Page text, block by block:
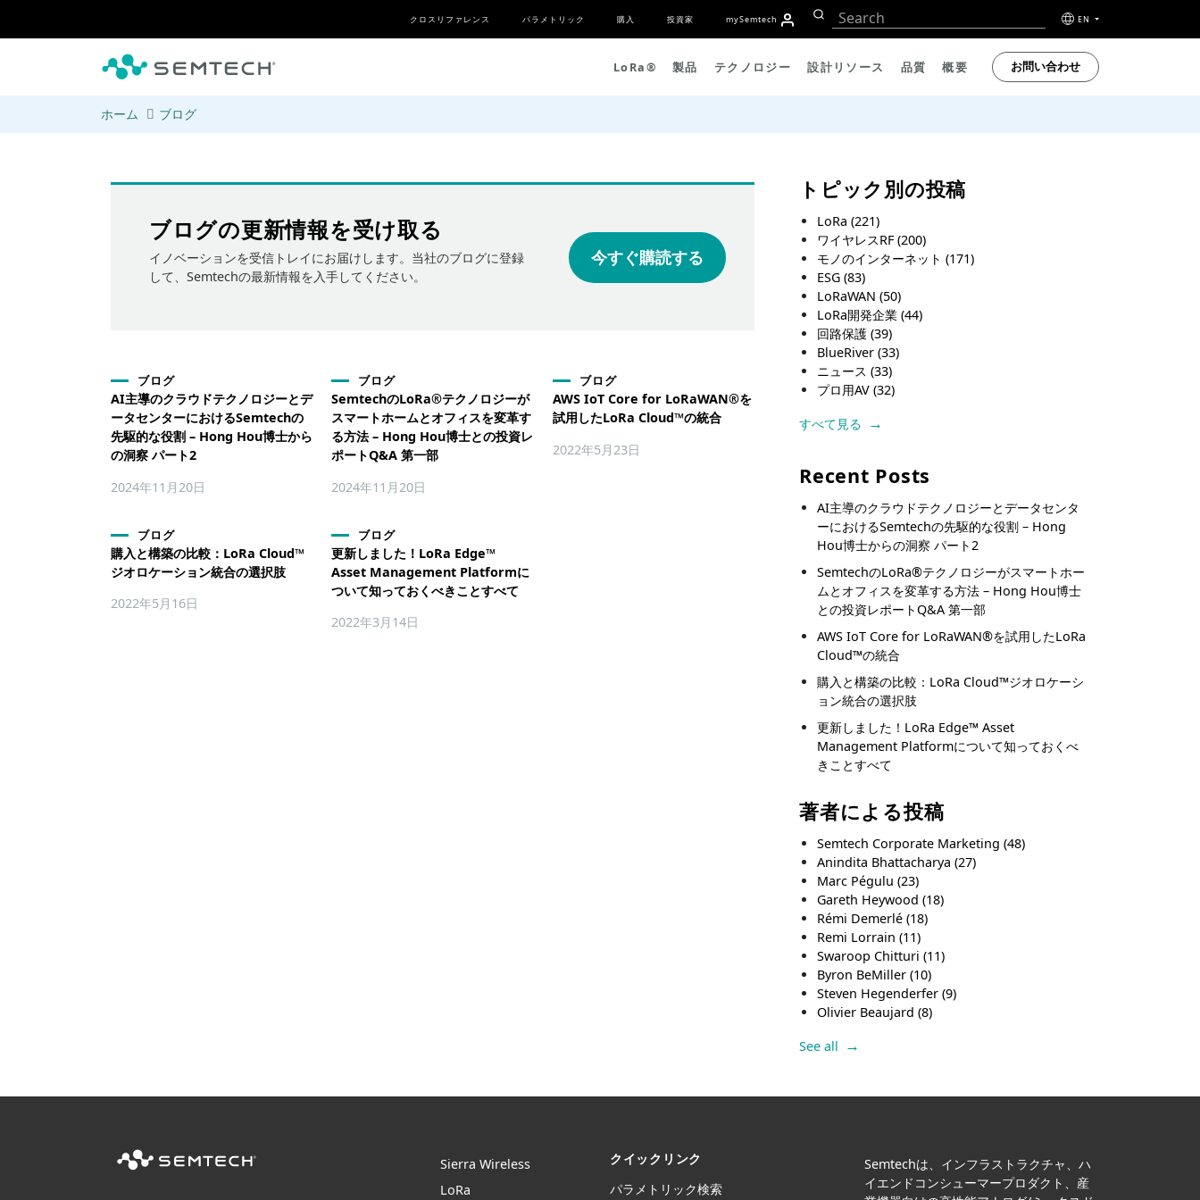
クロスリファレンス パラメトリック 購入 投資家 mySemtech EN
LoRa® 製品 テクノロジー 設計リソース 品質 概要 お問い合わせ
ホーム ブログ
ブログの更新情報を受け取る
イノベーションを受信トレイにお届けします。当社のブログに登録
して、Semtechの最新情報を入手してください。
今すぐ購読する
ブログ
AI主導のクラウドテクノロジーとデ
ータセンターにおけるSemtechの
先駆的な役割 – Hong Hou博士から
の洞察 パート2
2024年11月20日
ブログ
SemtechのLoRa®テクノロジーが
スマートホームとオフィスを変革す
る方法 – Hong Hou博士との投資レ
ポートQ&A 第一部
2024年11月20日
ブログ
AWS IoT Core for LoRaWAN®を
試用したLoRa Cloud™の統合
2022年5月23日
ブログ
購入と構築の比較：LoRa Cloud™
ジオロケーション統合の選択肢
2022年5月16日
ブログ
更新しました！LoRa Edge™
Asset Management Platformに
ついて知っておくべきことすべて
2022年3月14日
トピック別の投稿
LoRa(221)
ワイヤレスRF(200)
モノのインターネット(171)
ESG(83)
LoRaWAN(50)
LoRa開発企業(44)
回路保護(39)
BlueRiver(33)
ニュース(33)
プロ用AV(32)
すべて見る
Recent Posts
AI主導のクラウドテクノロジーとデータセンタ
ーにおけるSemtechの先駆的な役割 – Hong
Hou博士からの洞察 パート2
SemtechのLoRa®テクノロジーがスマートホー
ムとオフィスを変革する方法 – Hong Hou博士
との投資レポートQ&A 第一部
AWS IoT Core for LoRaWAN®を試用したLoRa
Cloud™の統合
購入と構築の比較：LoRa Cloud™ジオロケーシ
ョン統合の選択肢
更新しました！LoRa Edge™ Asset
Management Platformについて知っておくべ
きことすべて
著者による投稿
Semtech Corporate Marketing(48)
Anindita Bhattacharya(27)
Marc Pégulu(23)
Gareth Heywood(18)
Rémi Demerlé(18)
Remi Lorrain(11)
Swaroop Chitturi(11)
Byron BeMiller(10)
Steven Hegenderfer(9)
Olivier Beaujard(8)
See all
Sierra Wireless
LoRa
クイックリンク
パラメトリック検索
Semtechは、インフラストラクチャ、ハ
イエンドコンシューマープロダクト、産